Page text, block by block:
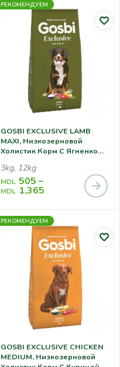
РЕКОМЕНДУЕМ
GOSBI EXCLUSIVE LAMB
MAXI, Низкозерновой
Холистик Корм С Ягненком
Крупных Пород
3kg, 12kg
MDL 505 –
MDL 1,365
РЕКОМЕНДУЕМ
GOSBI EXCLUSIVE CHICKEN
MEDIUM, Низкозерновой